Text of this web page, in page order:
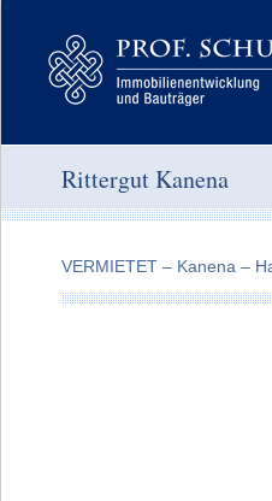
Rittergut Kanena
VERMIETET – Kanena –